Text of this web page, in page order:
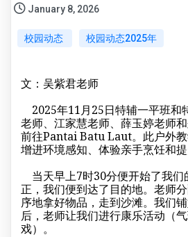
January 8, 2026
校园动态 校园动态2025年
文：吴紫君老师
2025年11月25日特辅一平班和
老师、江家慧老师、薛玉婷老师
前往Pantai Batu Laut。此户外
增进环境感知、体验亲手烹饪和提
当天早上7时30分便开始了我们
正，我们便到达了目的地。老师
序地拿好物品，走到沙滩。我们
后，老师让我们进行康乐活动（
戏）。